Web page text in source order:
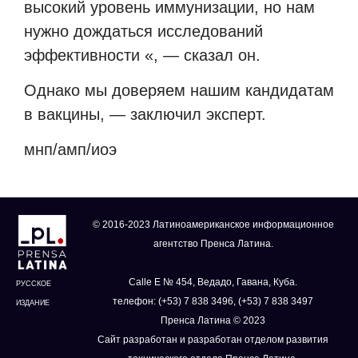
высокий уровень иммунизации, но нам
нужно дождаться исследований
эффективности «, — сказал он.
Однако мы доверяем нашим кандидатам
в вакцины, — заключил эксперт.
мнп/амп/иоэ
РУССКОЕ
ИЗДАНИЕ
© 2016-2023 Латиноамериканское информационное
агентство Пренса Латина.
Calle E № 454, Ведадо, Гавана, Куба.
телефон: (+53) 7 838 3496, (+53) 7 838 3497
Пренса Латина © 2023
Сайт разработан и разработан отделом развития